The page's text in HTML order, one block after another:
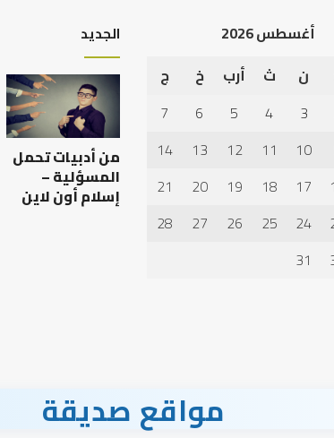
العبادات شخصية
أهم
أسباب
عدم
استجابة
الدعاء
أهم أسباب عدم استجابة
أغسطس 2026
ن ث أرب خ
ج
3
4
5
6
7
10
11
12
13
14
17
18
19
20
21
24
25
26
27
28
31
الجديد
من أدبيات تحمل
المسؤلية –
إسلام أون لاين
مواقع صديقة